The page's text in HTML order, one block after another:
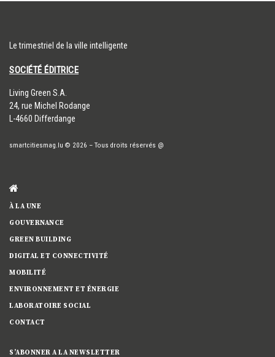
Le trimestriel de la ville intelligente
SOCIÉTÉ ÉDITRICE
​Living Green S.A.
24, rue Michel Rodange
L-4660 Differdange
smartcitiesmag.lu © 2026 – Tous droits réservés @
À LA UNE
GOUVERNANCE
GREEN BUILDING
DIGITAL ET CONNECTIVITÉ
MOBILITÉ
ENVIRONNEMENT ET ÉNERGIE
LABORATOIRE SOCIAL
CONTACT
S’ABONNER A LA NEWSLETTER